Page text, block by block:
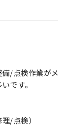
/点検作業が
です。
/点検）